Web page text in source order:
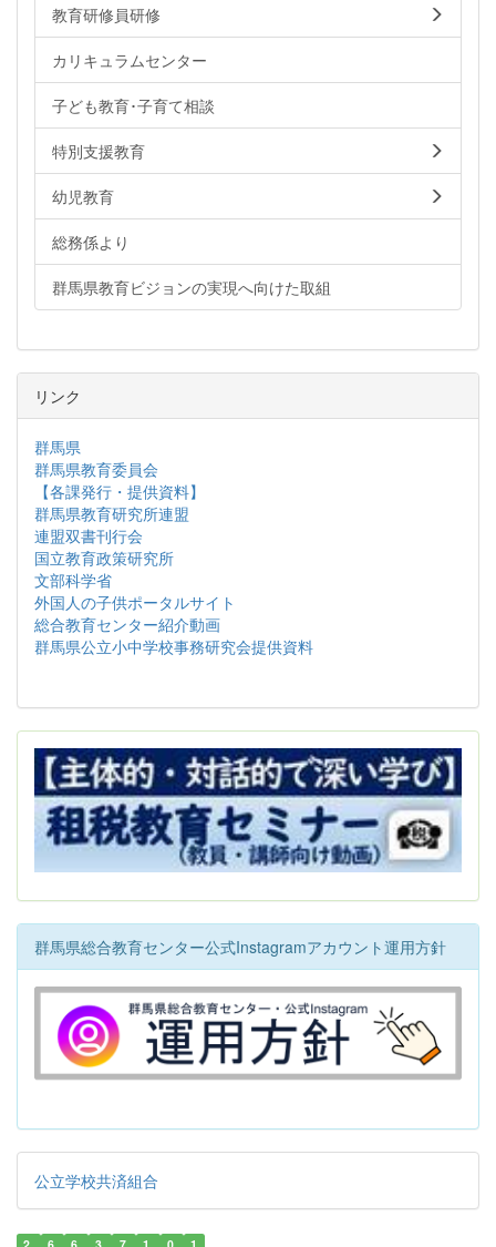
教育研修員研修
カリキュラムセンター
子ども教育･子育て相談
特別支援教育
幼児教育
総務係より
群馬県教育ビジョンの実現へ向けた取組
リンク
群馬県
群馬県教育委員会
【各課発行・提供資料】
群馬県教育研究所連盟
連盟双書刊行会
国立教育政策研究所
文部科学省
外国人の子供ポータルサイト
総合教育センター紹介動画
群馬県公立小中学校事務研究会提供資料
群馬県総合教育センター公式Instagramアカウント運用方針
公立学校共済組合